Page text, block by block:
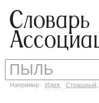
Например: Идея, Страшный,